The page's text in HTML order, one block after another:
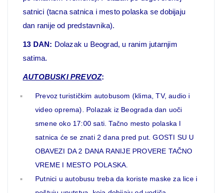
satnici (tacna satnica i mesto polaska se dobijaju
dan ranije od predstavnika).
13 DAN: Dolazak u Beograd, u ranim jutarnjim
satima.
AUTOBUSKI PREVOZ:
Prevoz turističkim autobusom (klima, TV, audio i
video oprema). Polazak iz Beograda dan uoči
smene oko 17:00 sati. Tačno mesto polaska I
satnica će se znati 2 dana pred put. GOSTI SU U
OBAVEZI DA 2 DANA RANIJE PROVERE TAČNO
VREME I MESTO POLASKA.
Putnici u autobusu treba da koriste maske za lice i